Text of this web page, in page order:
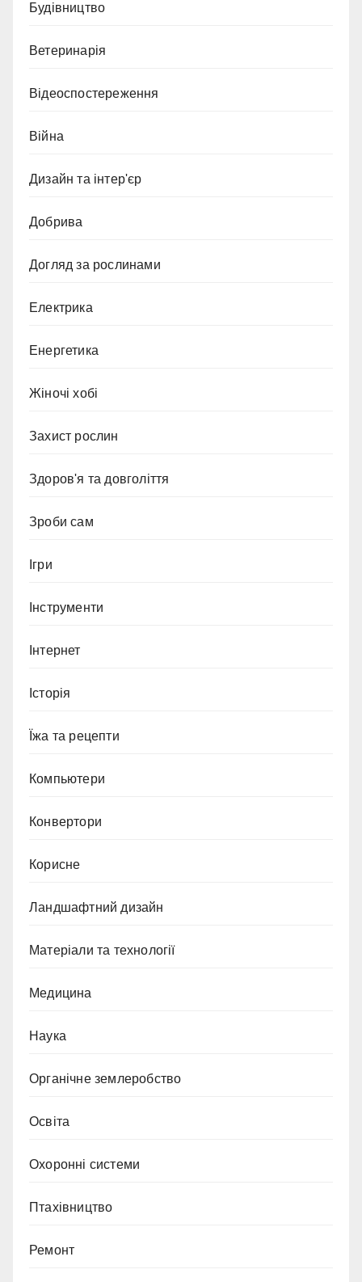
Будівництво
Ветеринарія
Відеоспостереження
Війна
Дизайн та інтер'єр
Добрива
Догляд за рослинами
Електрика
Енергетика
Жіночі хобі
Захист рослин
Здоров'я та довголіття
Зроби сам
Ігри
Інструменти
Інтернет
Історія
Їжа та рецепти
Компьютери
Конвертори
Корисне
Ландшафтний дизайн
Матеріали та технології
Медицина
Наука
Органічне землеробство
Освіта
Охоронні системи
Птахівництво
Ремонт